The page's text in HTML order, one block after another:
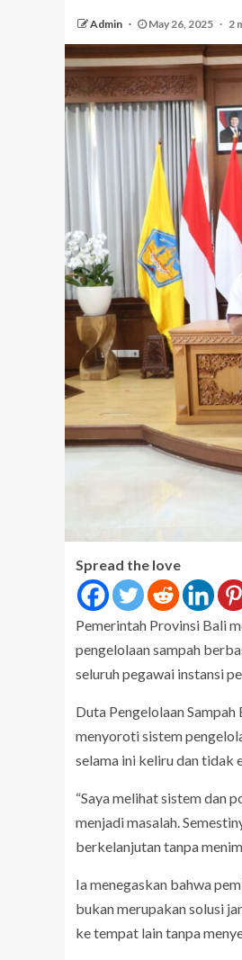
Admin May 26, 2025 2
Spread the love
Pemerintah Provinsi Bali
pengelolaan sampah
seluruh pegawai instansi
Duta Pengelolaan
menyoroti sistem
selama ini keliru dan tidak
“Saya melihat sistem dan
menjadi masalah.
berkelanjutan tanpa
Ia menegaskan bahwa
bukan merupakan solusi
ke tempat lain tanpa